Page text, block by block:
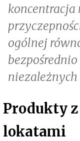
koncentracja
ogólnej
niezależnych
Produkty
lokatami